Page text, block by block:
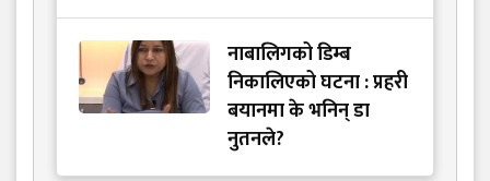
नाबालिगको डिम्ब
निकालिएको घटना : प्रहरी
बयानमा के भनिन् डा
नुतनले?